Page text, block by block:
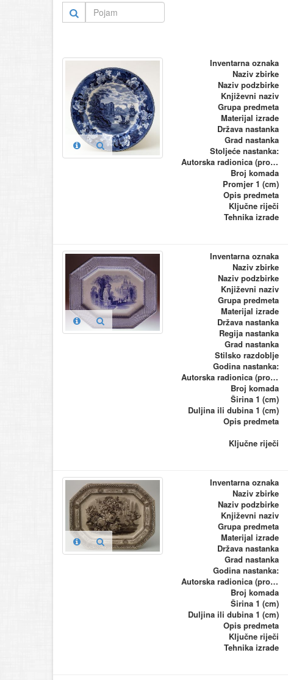
Inventarna oznaka
Naziv zbirke
Naziv podzbirke
Književni naziv
Grupa predmeta
Materijal izrade
Država nastanka
Grad nastanka
Stoljeće nastanka:
Autorska radionica (proizvođač)
Broj komada
Promjer 1 (cm)
Opis predmeta
Ključne riječi
Tehnika izrade
Inventarna oznaka
Naziv zbirke
Naziv podzbirke
Književni naziv
Grupa predmeta
Materijal izrade
Država nastanka
Regija nastanka
Grad nastanka
Stilsko razdoblje
Godina nastanka:
Autorska radionica (proizvođač)
Broj komada
Širina 1 (cm)
Duljina ili dubina 1 (cm)
Opis predmeta
Ključne riječi
Inventarna oznaka
Naziv zbirke
Naziv podzbirke
Književni naziv
Grupa predmeta
Materijal izrade
Država nastanka
Grad nastanka
Godina nastanka:
Autorska radionica (proizvođač)
Broj komada
Širina 1 (cm)
Duljina ili dubina 1 (cm)
Opis predmeta
Ključne riječi
Tehnika izrade